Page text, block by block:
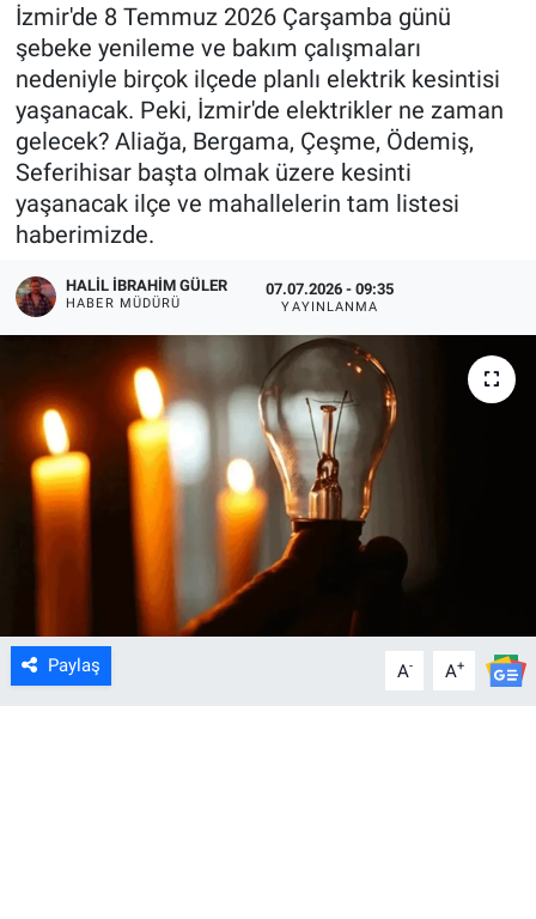
İzmir'de 8 Temmuz 2026 Çarşamba günü
şebeke yenileme ve bakım çalışmaları
nedeniyle birçok ilçede planlı elektrik kesintisi
yaşanacak. Peki, İzmir'de elektrikler ne zaman
gelecek? Aliağa, Bergama, Çeşme, Ödemiş,
Seferihisar başta olmak üzere kesinti
yaşanacak ilçe ve mahallelerin tam listesi
haberimizde.
HALIL İBRAHIM GÜLER
HABER MÜDÜRÜ
07.07.2026 - 09:35
YAYINLANMA
Paylaş A- A+